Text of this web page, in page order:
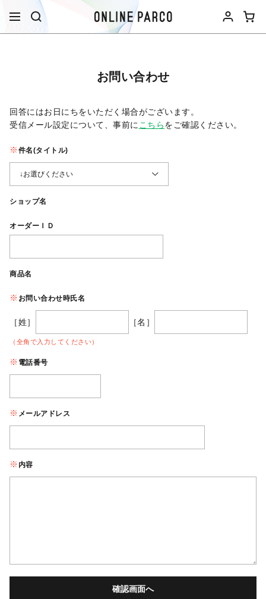
お問い合わせ
回答にはお日にちをいただく場合がございます。
受信メール設定について、事前に こちらをご確認ください。​
件名(タイトル)
ショップ名
オーダーＩＤ
商品名
お問い合わせ時氏名
［姓］ ［名］
（全角で入力してください）
電話番号
メールアドレス
内容